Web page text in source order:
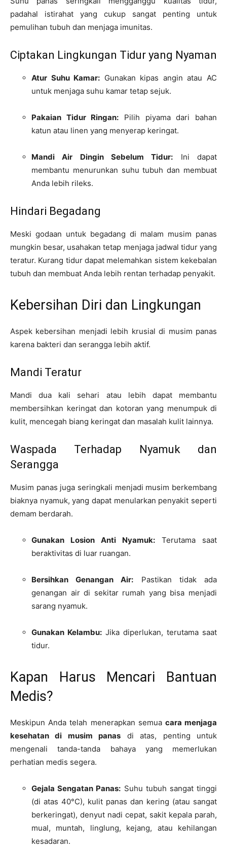
padahal istirahat yang cukup sangat penting untuk
pemulihan tubuh dan menjaga imunitas.
Ciptakan Lingkungan Tidur yang Nyaman
Atur Suhu Kamar: Gunakan kipas angin atau AC
untuk menjaga suhu kamar tetap sejuk.
Pakaian Tidur Ringan: Pilih piyama dari bahan
katun atau linen yang menyerap keringat.
Mandi Air Dingin Sebelum Tidur: Ini dapat
membantu menurunkan suhu tubuh dan membuat
Anda lebih rileks.
Hindari Begadang
Meski godaan untuk begadang di malam musim panas
mungkin besar, usahakan tetap menjaga jadwal tidur yang
teratur. Kurang tidur dapat melemahkan sistem kekebalan
tubuh dan membuat Anda lebih rentan terhadap penyakit.
Kebersihan Diri dan Lingkungan
Aspek kebersihan menjadi lebih krusial di musim panas
karena bakteri dan serangga lebih aktif.
Mandi Teratur
Mandi dua kali sehari atau lebih dapat membantu
membersihkan keringat dan kotoran yang menumpuk di
kulit, mencegah biang keringat dan masalah kulit lainnya.
Waspada Terhadap Nyamuk dan
Serangga
Musim panas juga seringkali menjadi musim berkembang
biaknya nyamuk, yang dapat menularkan penyakit seperti
demam berdarah.
Gunakan Losion Anti Nyamuk: Terutama saat
beraktivitas di luar ruangan.
Bersihkan Genangan Air: Pastikan tidak ada
genangan air di sekitar rumah yang bisa menjadi
sarang nyamuk.
Gunakan Kelambu: Jika diperlukan, terutama saat
tidur.
Kapan Harus Mencari Bantuan
Medis?
Meskipun Anda telah menerapkan semua cara menjaga
kesehatan di musim panas di atas, penting untuk
mengenali tanda-tanda bahaya yang memerlukan
perhatian medis segera.
Gejala Sengatan Panas: Suhu tubuh sangat tinggi
(di atas 40°C), kulit panas dan kering (atau sangat
berkeringat), denyut nadi cepat, sakit kepala parah,
mual, muntah, linglung, kejang, atau kehilangan
kesadaran.